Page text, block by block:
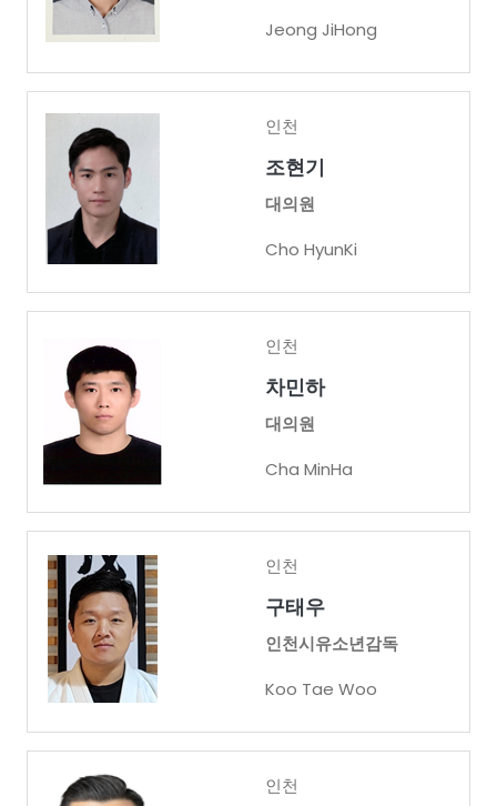
Jeong JiHong
인천
조현기
대의원
Cho HyunKi
인천
차민하
대의원
Cha MinHa
인천
구태우
인천시유소년감독
Koo Tae Woo
인천